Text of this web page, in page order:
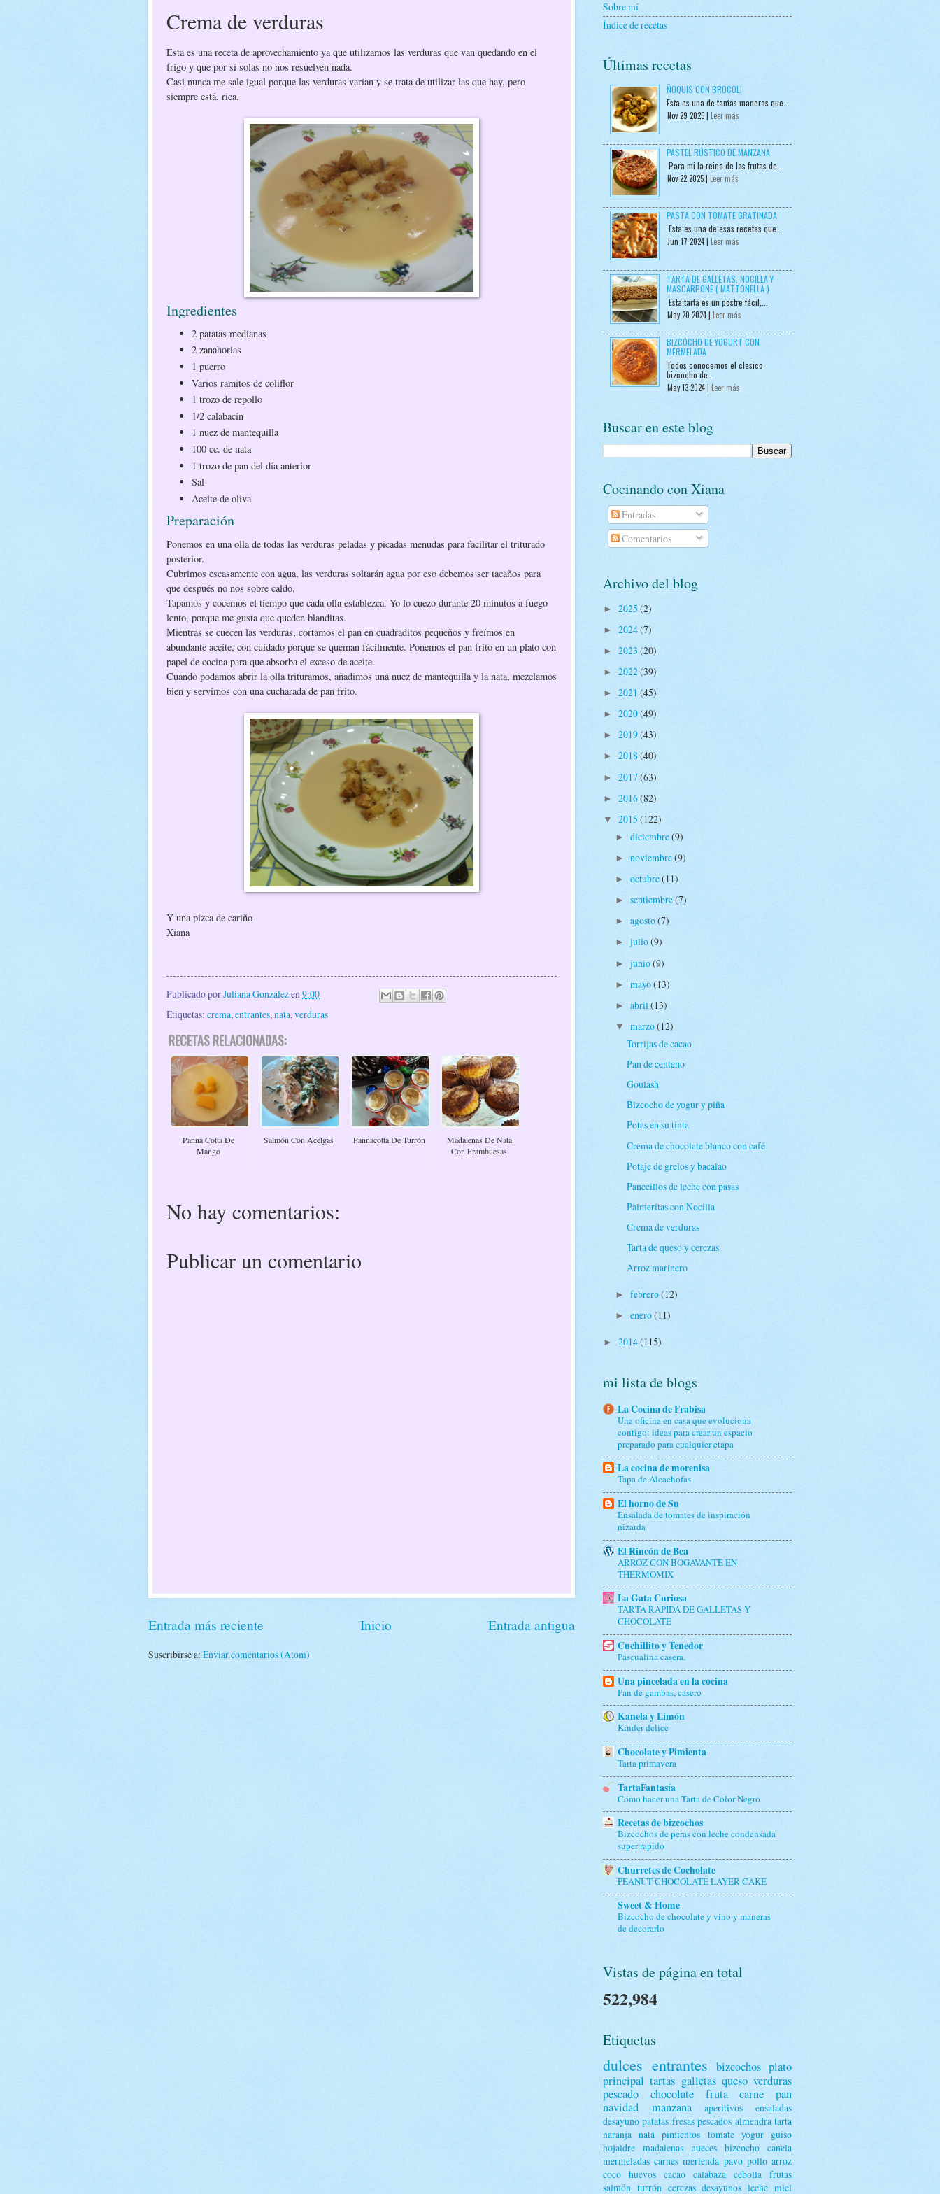
Crema de verduras
Esta es una receta de aprovechamiento ya que utilizamos las verduras que van quedando en el
frigo y que por sí solas no nos resuelven nada.
Casi nunca me sale igual porque las verduras varían y se trata de utilizar las que hay, pero
siempre está, rica.
Ingredientes
2 patatas medianas
2 zanahorias
1 puerro
Varios ramitos de coliflor
1 trozo de repollo
1/2 calabacín
1 nuez de mantequilla
100 cc. de nata
1 trozo de pan del día anterior
Sal
Aceite de oliva
Preparación
Ponemos en una olla de todas las verduras peladas y picadas menudas para facilitar el triturado
posterior.
Cubrimos escasamente con agua, las verduras soltarán agua por eso debemos ser tacaños para
que después no nos sobre caldo.
Tapamos y cocemos el tiempo que cada olla establezca. Yo lo cuezo durante 20 minutos a fuego
lento, porque me gusta que queden blanditas.
Mientras se cuecen las verduras, cortamos el pan en cuadraditos pequeños y freímos en
abundante aceite, con cuidado porque se queman fácilmente. Ponemos el pan frito en un plato con
papel de cocina para que absorba el exceso de aceite.
Cuando podamos abrir la olla trituramos, añadimos una nuez de mantequilla y la nata, mezclamos
bien y servimos con una cucharada de pan frito.
Y una pizca de cariño
Xiana
Publicado porJuliana Gonzálezen 9:00
Etiquetas: crema,entrantes,nata,verduras
RECETAS RELACIONADAS:
Panna Cotta De
Mango
Salmón Con Acelgas Pannacotta De Turrón
Madalenas De Nata
Con Frambuesas
No hay comentarios:
Publicar un comentario
Entrada más reciente Entrada antigua
Inicio
Suscribirse a: Enviar comentarios (Atom)
Sobre mí
Índice de recetas
Últimas recetas
ÑOQUIS CON BROCOLI
Esta es una de tantas maneras que...
Nov 29 2025 | Leer más
PASTEL RÚSTICO DE MANZANA
Para mi la reina de las frutas de...
Nov 22 2025 | Leer más
PASTA CON TOMATE GRATINADA
Esta es una de esas recetas que...
Jun 17 2024 | Leer más
TARTA DE GALLETAS, NOCILLA Y
MASCARPONE ( MATTONELLA )
Esta tarta es un postre fácil,...
May 20 2024 | Leer más
BIZCOCHO DE YOGURT CON
MERMELADA
Todos conocemos el clasico
bizcocho de...
May 13 2024 | Leer más
Buscar en este blog
Cocinando con Xiana
Entradas
Comentarios
Archivo del blog
► 2025 (2)
► 2024(7)
► 2023 (20)
► 2022(39)
► 2021 (45)
► 2020(49)
► 2019(43)
► 2018(40)
► 2017 (63)
► 2016(82)
▼ 2015 (122)
► diciembre(9)
► noviembre(9)
► octubre(11)
► septiembre(7)
► agosto(7)
► julio(9)
► junio(9)
► mayo(13)
► abril (13)
▼ marzo(12)
Torrijas de cacao
Pan de centeno
Goulash
Bizcocho de yogur y piña
Potas en su tinta
Crema de chocolate blanco con café
Potaje de grelos y bacalao
Panecillos de leche con pasas
Palmeritas con Nocilla
Crema de verduras
Tarta de queso y cerezas
Arroz marinero
► febrero(12)
► enero(11)
► 2014(115)
mi lista de blogs
La Cocina de Frabisa
Una oficina en casa que evoluciona
contigo: ideas para crear un espacio
preparado para cualquier etapa
La cocina de morenisa
Tapa de Alcachofas
El horno de Su
Ensalada de tomates de inspiración
nizarda
El Rincón de Bea
ARROZ CON BOGAVANTE EN
THERMOMIX
La Gata Curiosa
TARTA RAPIDA DE GALLETAS Y
CHOCOLATE
Cuchillito y Tenedor
Pascualina casera.
Una pincelada en la cocina
Pan de gambas, casero
Kanela y Limón
Kinder delice
Chocolate y Pimienta
Tarta primavera
TartaFantasía
Cómo hacer una Tarta de Color Negro
Recetas de bizcochos
Bizcochos de peras con leche condensada
super rapido
Churretes de Cocholate
PEANUT CHOCOLATE LAYER CAKE
Sweet & Home
Bizcocho de chocolate y vino y maneras
de decorarlo
Vistas de página en total
522,984
Etiquetas
dulces entrantes bizcochos plato
principal tartas galletas queso verduras
pescado
chocolate fruta carne
pan
navidad
manzana aperitivos
ensaladas
desayuno patatas fresas pescados almendra tarta
naranja nata pimientos tomate yogur guiso
hojaldre madalenas nueces bizcocho canela
mermeladas carnes merienda pavo pollo arroz
coco huevos cacao calabaza cebolla frutas
salmón turrón cerezas desayunos leche miel